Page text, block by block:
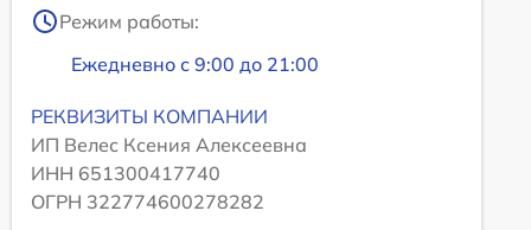
Режим работы:
Ежедневно с 9:00 до 21:00
РЕКВИЗИТЫ КОМПАНИИ
ИП Велес Ксения Алексеевна
ИНН 651300417740
ОГРН 322774600278282